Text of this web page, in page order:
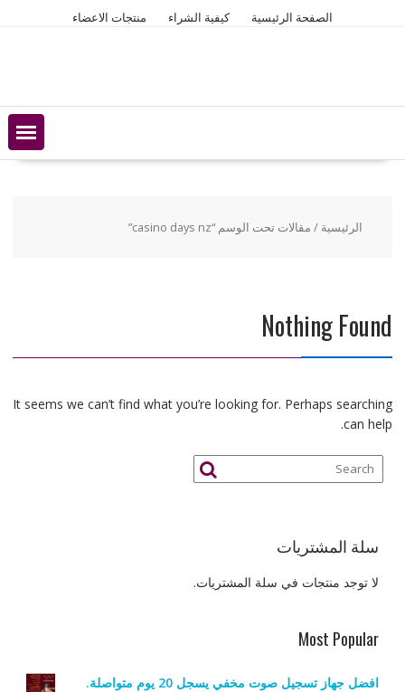
الصفحة الرئيسية كيفية الشراء منتجات الاعضاء
الرئيسية / مقالات تحت الوسم “casino days nz”
Nothing Found
It seems we can’t find what you’re looking for. Perhaps searching
can help.
سلة المشتريات
لا توجد منتجات في سلة المشتريات.
Most Popular
افضل جهاز تسجيل صوت مخفي يسجل 20 يوم متواصلة.